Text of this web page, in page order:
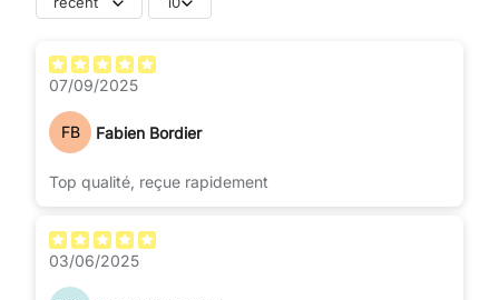
07/09/2025
FB Fabien Bordier
Top qualité, reçue rapidement
03/06/2025